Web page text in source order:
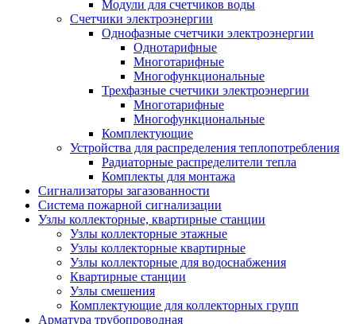
Модули для счетчиков воды
Счетчики электроэнергии
Однофазные счетчики электроэнергии
Однотарифные
Многотарифные
Многофункциональные
Трехфазные счетчики электроэнергии
Многотарифные
Многофункциональные
Комплектующие
Устройства для распределения теплопотребления
Радиаторные распределители тепла
Комплекты для монтажа
Сигнализаторы загазованности
Система пожарной сигнализации
Узлы коллекторные, квартирные станции
Узлы коллекторные этажные
Узлы коллекторные квартирные
Узлы коллекторные для водоснабжения
Квартирные станции
Узлы смешения
Комплектующие для коллекторных групп
Арматура трубопроводная